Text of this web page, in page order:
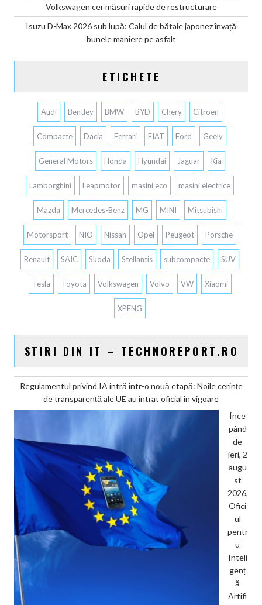
Volkswagen cer măsuri rapide de restructurare
Isuzu D-Max 2026 sub lupă: Calul de bătaie japonez învață
bunele maniere pe asfalt
ETICHETE
Audi Bentley BMW BYD Chery Citroen
Compacte Dacia Ferrari FIAT Ford Geely
General Motors Honda Hyundai Jaguar Kia
Lamborghini Leapmotor masini eco masini electrice
Mazda Mercedes-Benz MG MINI Mitsubishi
Motorsport NIO Nissan Opel Peugeot Porsche
Renault SAIC Skoda Stellantis subcompacte SUV
Tesla Toyota Volkswagen Volvo VW Xiaomi
XPENG
STIRI DIN IT – TECHNOREPORT.RO
Regulamentul privind IA intră într-o nouă etapă: Noile cerințe
de transparență ale UE au intrat oficial în vigoare
Înce
pând
de
ieri, 2
augu
st
2026,
Ofici
ul
pentr
u
Inteli
genț
ă
Artifi